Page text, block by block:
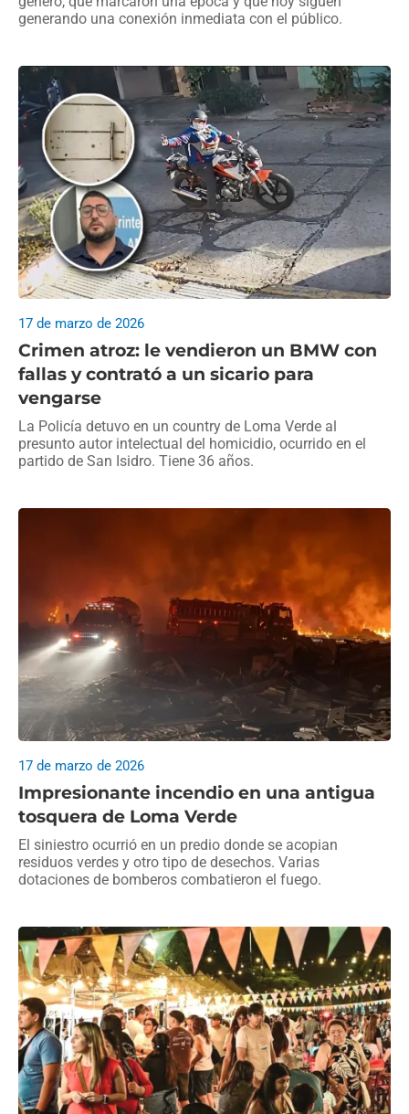
generando una conexión inmediata con el público.
Crimen atroz: le vendieron un BMW con
fallas y contrató a un sicario para
vengarse
17 de marzo de 2026
La Policía detuvo en un country de Loma Verde al
presunto autor intelectual del homicidio, ocurrido en el
partido de San Isidro. Tiene 36 años.
Impresionante incendio en una antigua
tosquera de Loma Verde
17 de marzo de 2026
El siniestro ocurrió en un predio donde se acopian
residuos verdes y otro tipo de desechos. Varias
dotaciones de bomberos combatieron el fuego.